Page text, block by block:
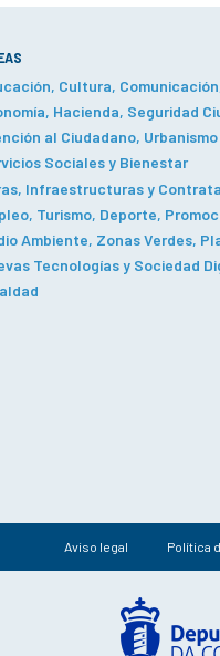
Cultura,
Hacienda, Seguridad
al Ciudadano,
Sociales y Bienestar
Infraestructuras y
Turismo, Deporte,
Ambiente, Zonas Verdes,
Tecnologías y Sociedad
Aviso legal Política